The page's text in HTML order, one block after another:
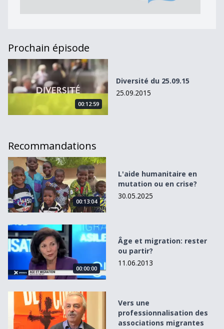
Prochain épisode
Diversité du 25.09.15
00:12:59
Diversité du 25.09.15
25.09.2015
Recommandations
L&#039;aide humanitaire en mutation ou en crise?
00:13:04
L'aide humanitaire en
mutation ou en crise?
30.05.2025
Âge et migration: rester ou partir?
00:00:00
Âge et migration: rester
ou partir?
11.06.2013
Vers une professionnalisation des associations
Vers une
professionnalisation des
associations migrantes